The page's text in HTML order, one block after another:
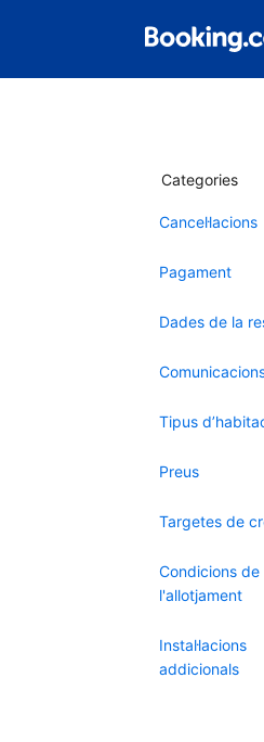
Categories
Cancel·lacions
Pagament
Dades de la
Tipus
Preus
Targetes de
Condicions de
l'allotjament
Instal·lacions
addicionals